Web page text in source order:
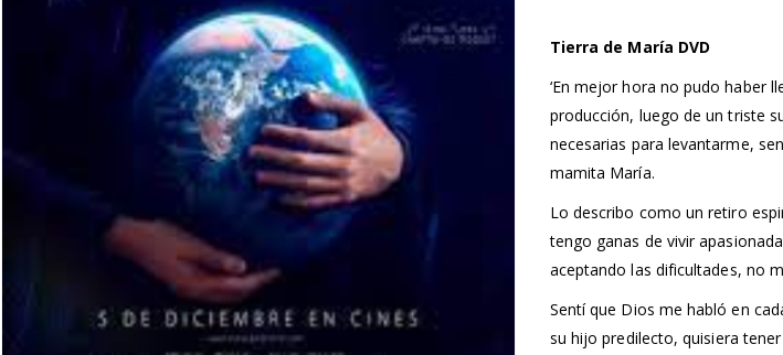
Tierra de María DVD
‘En mejor hora no pudo haber
producción, luego de un triste
necesarias para levantarme,
mamita María.
Lo describo como un retiro
tengo ganas de vivir
aceptando las dificultades, no
Sentí que Dios me habló en
su hijo predilecto, quisiera